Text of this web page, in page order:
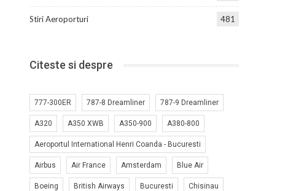
Stiri Aeroporturi 481
Citeste si despre
777-300ER 787-8 Dreamliner 787-9 Dreamliner
A320 A350 XWB A350-900 A380-800
Aeroportul International Henri Coanda - Bucuresti
Airbus Air France Amsterdam Blue Air
Boeing British Airways Bucuresti Chisinau